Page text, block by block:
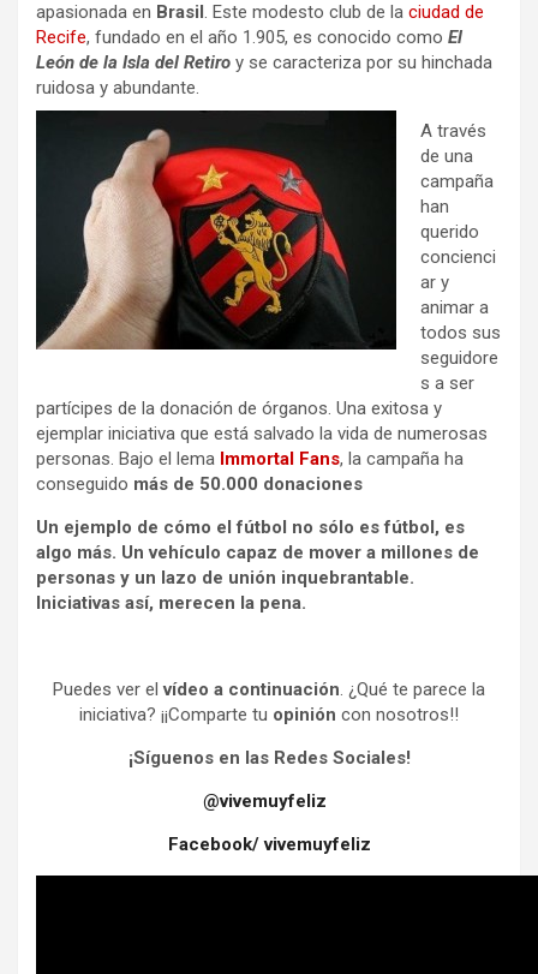
apasionada en Brasil. Este modesto club de la ciudad de
Recife, fundado en el año 1.905, es conocido como El
León de la Isla del Retiro y se caracteriza por su hinchada
ruidosa y abundante.
A través
de una
campaña
han
querido
concienci
ar y
animar a
todos sus
seguidore
s a ser
partícipes de la donación de órganos. Una exitosa y
ejemplar iniciativa que está salvado la vida de numerosas
personas. Bajo el lema Immortal Fans, la campaña ha
conseguido más de 50.000 donaciones
Un ejemplo de cómo el fútbol no sólo es fútbol, es
algo más. Un vehículo capaz de mover a millones de
personas y un lazo de unión inquebrantable.
Iniciativas así, merecen la pena.
Puedes ver elvídeo a continuación. ¿Qué te parece la
iniciativa? ¡¡Comparte tu opinión con nosotros!!
¡Síguenos en las Redes Sociales!
@vivemuyfeliz
Facebook/ vivemuyfeliz